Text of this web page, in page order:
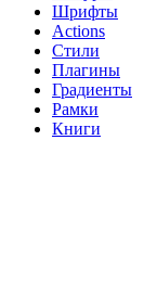
Шрифты
Actions
Стили
Плагины
Градиенты
Рамки
Книги